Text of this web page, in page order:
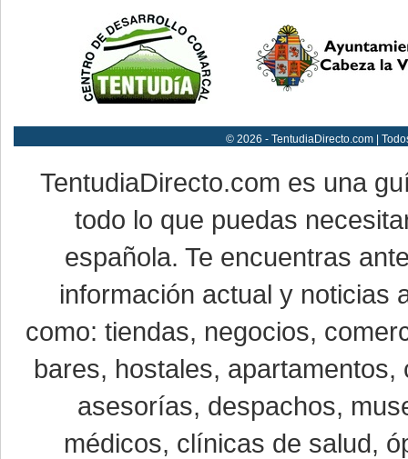
© 2026 - TentudiaDirecto.com |
TentudiaDirecto.com es una
todo lo que puedas
española. Te encuentras
información actual y noticias
como: tiendas, negocios,
bares, hostales,
asesorías, despachos,
médicos, clínicas de salud,